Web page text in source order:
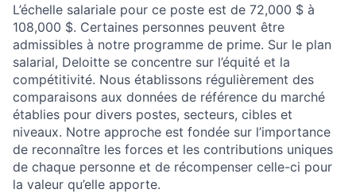
L’échelle salariale pour ce poste est de 72,000 $ à
108,000 $. Certaines personnes peuvent être
admissibles à notre programme de prime. Sur le plan
salarial, Deloitte se concentre sur l’équité et la
compétitivité. Nous établissons régulièrement des
comparaisons aux données de référence du marché
établies pour divers postes, secteurs, cibles et
niveaux. Notre approche est fondée sur l’importance
de reconnaître les forces et les contributions uniques
de chaque personne et de récompenser celle-ci pour
la valeur qu’elle apporte.